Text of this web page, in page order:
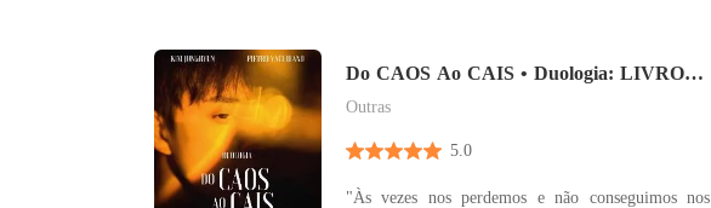
no passado, e é por isso que ele a detesta . Agora
que
Do CAOS Ao CAIS • Duologia: LIVRO
UM
Outras
5.0
"Às vezes nos perdemos e não conseguimos nos